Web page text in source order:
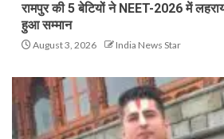
रामपुर की 5 बेटियों ने NEET-2026 में
हुआ सम्मान
August 3, 2026 India News Star